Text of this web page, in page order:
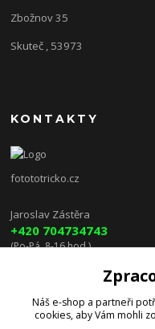
Zbožnov 35
Skuteč , 53973
KONTAKTY
fotototricko.cz
Jaroslav Zástěra
+420 704734743
(Po-Pá, 8-16 hod.)
Náš e-shop a partneři
cookies, aby Vám mohli